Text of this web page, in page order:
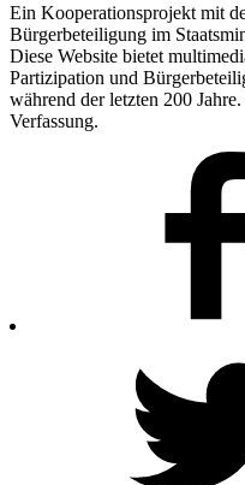
Ein Kooperationsprojekt mit
Bürgerbeteiligung im
Diese Website bietet
Partizipation und
während der letzten 200
Verfassung.